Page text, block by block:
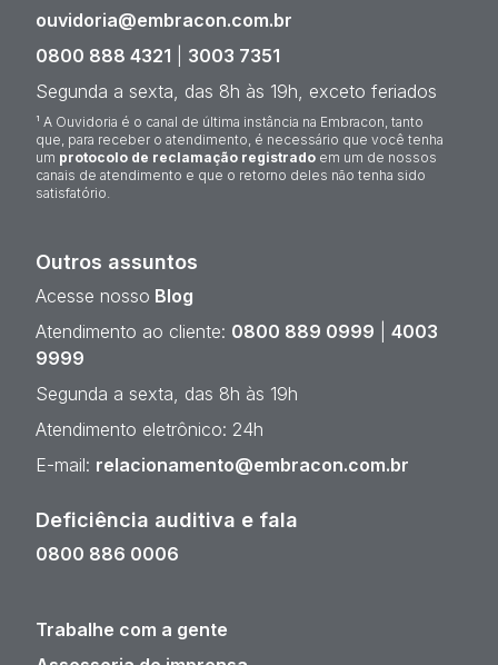
ouvidoria@embracon.com.br
0800 888 4321
3003 7351
Segunda a sexta, das 8h às 19h, exceto feriados
¹ A Ouvidoria é o canal de última instância na Embracon, tanto
que, para receber o atendimento, é necessário que você tenha
um protocolo de reclamação registrado em um de nossos
canais de atendimento e que o retorno deles não tenha sido
satisfatório.
Outros assuntos
Acesse nosso Blog
Atendimento ao cliente: 0800 889 0999
4003
9999
Segunda a sexta, das 8h às 19h
Atendimento eletrônico: 24h
E-mail: relacionamento@embracon.com.br
Deficiência auditiva e fala
0800 886 0006
Trabalhe com a gente